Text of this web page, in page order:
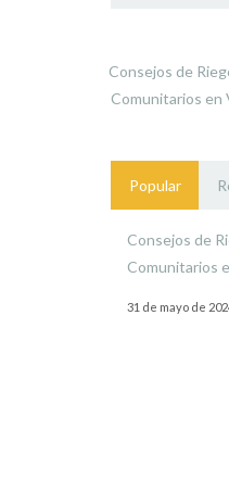
Consejos de
Comunitarios en
Popular
Consejos de
Comunitarios
31 de mayo de